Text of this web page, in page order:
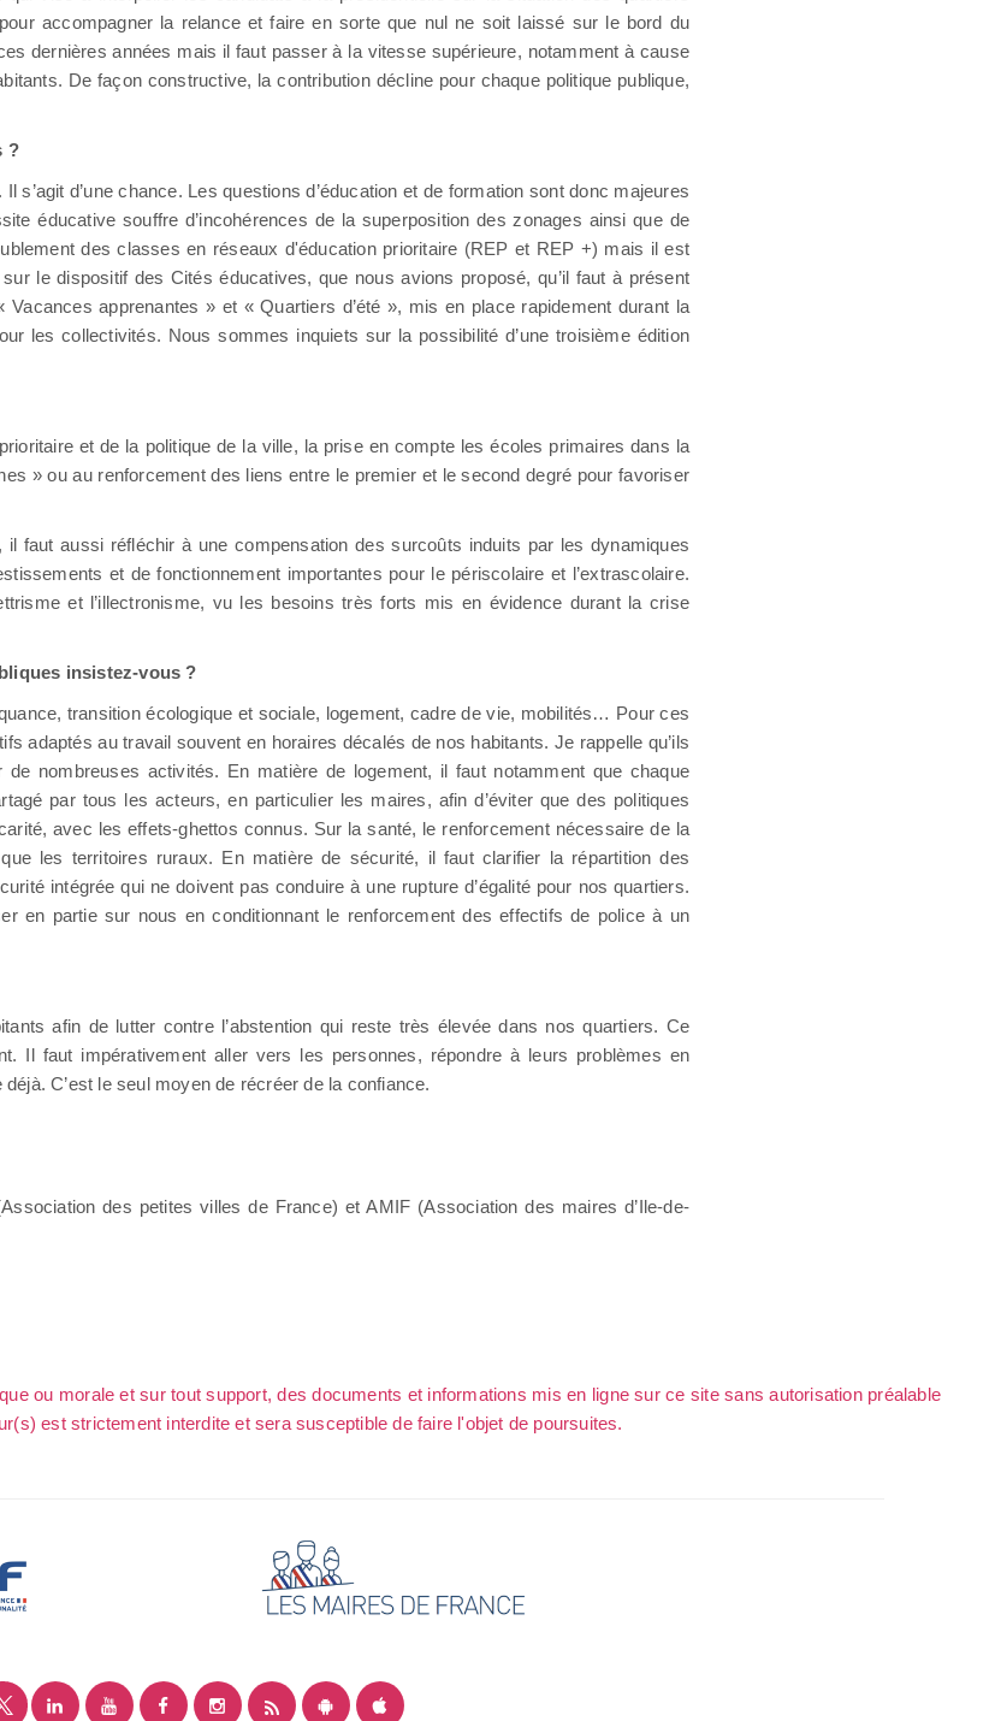
accompagner la relance et faire en sorte que nul ne soit laissé sur le bord du
dernières années mais il faut passer à la vitesse supérieure, notamment à cause
De façon constructive, la contribution décline pour chaque politique publique,
?
d’une chance. Les questions d’éducation et de formation sont donc majeures
éducative souffre d’incohérences de la superposition des zonages ainsi que de
des classes en réseaux d'éducation prioritaire (REP et REP +) mais il est
le dispositif des Cités éducatives, que nous avions proposé, qu’il faut à présent
apprenantes » et « Quartiers d’été », mis en place rapidement durant la
les collectivités. Nous sommes inquiets sur la possibilité d’une troisième édition
et de la politique de la ville, la prise en compte les écoles primaires dans la
» ou au renforcement des liens entre le premier et le second degré pour favoriser
faut aussi réfléchir à une compensation des surcoûts induits par les dynamiques
et de fonctionnement importantes pour le périscolaire et l’extrascolaire.
et l’illectronisme, vu les besoins très forts mis en évidence durant la crise
insistez-vous ?
transition écologique et sociale, logement, cadre de vie, mobilités… Pour ces
adaptés au travail souvent en horaires décalés de nos habitants. Je rappelle qu’ils
nombreuses activités. En matière de logement, il faut notamment que chaque
par tous les acteurs, en particulier les maires, afin d’éviter que des politiques
avec les effets-ghettos connus. Sur la santé, le renforcement nécessaire de la
les territoires ruraux. En matière de sécurité, il faut clarifier la répartition des
intégrée qui ne doivent pas conduire à une rupture d’égalité pour nos quartiers.
en partie sur nous en conditionnant le renforcement des effectifs de police à un
afin de lutter contre l’abstention qui reste très élevée dans nos quartiers. Ce
Il faut impérativement aller vers les personnes, répondre à leurs problèmes en
C’est le seul moyen de récréer de la confiance.
des petites villes de France) et AMIF (Association des maires d’Ile-de-
ou morale et sur tout support, des documents et informations mis en ligne sur ce site sans autorisation préalable
est strictement interdite et sera susceptible de faire l'objet de poursuites.